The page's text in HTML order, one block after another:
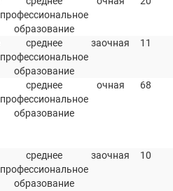
профессиональное
образование
среднее
профессиональное
образование
заочная 11
среднее
профессиональное
образование
очная 68
среднее
профессиональное
образование
заочная 10